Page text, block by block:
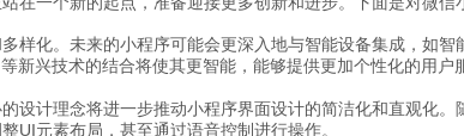
样化。未来的小程序可能会更深入地与智能设备集成，如
新兴技术的结合将使其更智能，能够提供更加个性化的用户
设计理念将进一步推动小程序界面设计的简洁化和直观化
UI元素布局，甚至通过语音控制进行操作。